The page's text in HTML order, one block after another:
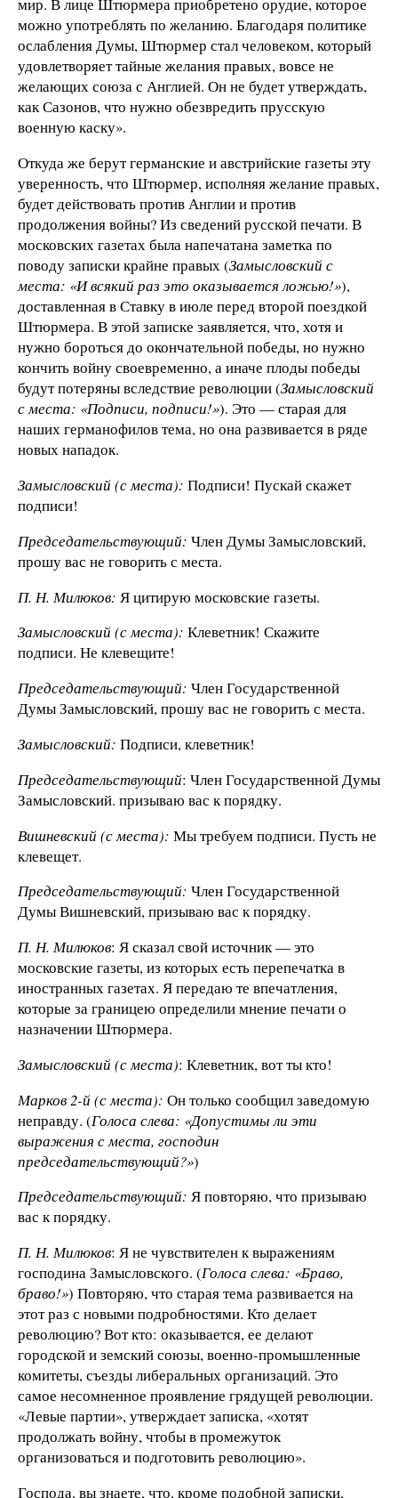
мир. В лице Штюрмера приобретено орудие, которое
можно употреблять по желанию. Благодаря политике
ослабления Думы, Штюрмер стал человеком, который
удовлетворяет тайные желания правых, вовсе не
желающих союза с Англией. Он не будет утверждать,
как Сазонов, что нужно обезвредить прусскую
военную каску».
Откуда же берут германские и австрийские газеты эту
уверенность, что Штюрмер, исполняя желание правых,
будет действовать против Англии и против
продолжения войны? Из сведений русской печати. В
московских газетах была напечатана заметка по
поводу записки крайне правых (Замысловский с
места: «И всякий раз это оказывается ложью!»),
доставленная в Ставку в июле перед второй поездкой
Штюрмера. В этой записке заявляется, что, хотя и
нужно бороться до окончательной победы, но нужно
кончить войну своевременно, а иначе плоды победы
будут потеряны вследствие революции (Замысловский
с места: «Подписи, подписи!»). Это — старая для
наших германофилов тема, но она развивается в ряде
новых нападок.
Замысловский (с места): Подписи! Пускай скажет
подписи!
Председательствующий: Член Думы Замысловский,
прошу вас не говорить с места.
П. Н. Милюков: Я цитирую московские газеты.
Замысловский (с места): Клеветник! Скажите
подписи. Не клевещите!
Председательствующий: Член Государственной
Думы Замысловский, прошу вас не говорить с места.
Замысловский: Подписи, клеветник!
Председательствующий: Член Государственной Думы
Замысловский. призываю вас к порядку.
Вишневский (с места): Мы требуем подписи. Пусть не
клевещет.
Председательствующий: Член Государственной
Думы Вишневский, призываю вас к порядку.
П. Н. Милюков: Я сказал свой источник — это
московские газеты, из которых есть перепечатка в
иностранных газетах. Я передаю те впечатления,
которые за границею определили мнение печати о
назначении Штюрмера.
Замысловский (с места): Клеветник, вот ты кто!
Марков 2-й (с места): Он только сообщил заведомую
неправду. (Голоса слева: «Допустимы ли эти
выражения с места, господин
председательствующий?»)
Председательствующий: Я повторяю, что призываю
вас к порядку.
П. Н. Милюков: Я не чувствителен к выражениям
господина Замысловского. (Голоса слева: «Браво,
браво!») Повторяю, что старая тема развивается на
этот раз с новыми подробностями. Кто делает
революцию? Вот кто: оказывается, ее делают
городской и земский союзы, военно-промышленные
комитеты, съезды либеральных организаций. Это
самое несомненное проявление грядущей революции.
«Левые партии», утверждает записка, «хотят
продолжать войну, чтобы в промежуток
организоваться и подготовить революцию».
Господа, вы знаете, что, кроме подобной записки,